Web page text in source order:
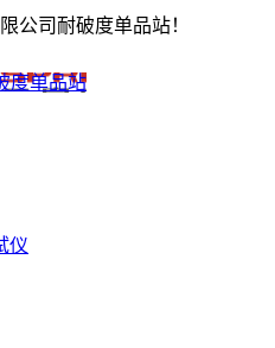
公司耐破度单品站！
度单品站
仪